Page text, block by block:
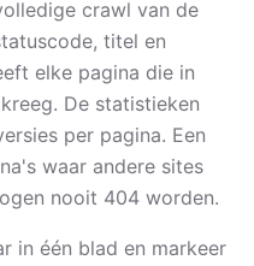
crawl van de
titel en
elke pagina die in
De statistieken
per pagina. Een
waar andere sites
nooit 404 worden.
in één blad en markeer